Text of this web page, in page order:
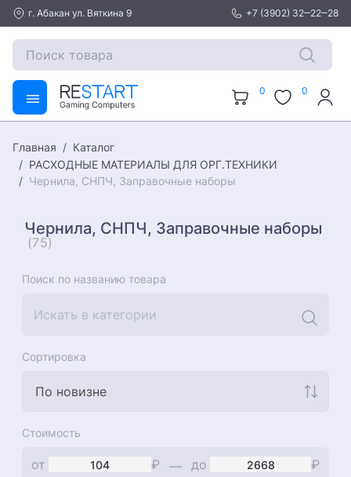
г. Абакан ул. Вяткина 9 +7 (3902) 32‒22‒28
0 0
Главная
Каталог
РАСХОДНЫЕ МАТЕРИАЛЫ ДЛЯ ОРГ.ТЕХНИКИ
Чернила, СНПЧ, Заправочные наборы
Чернила, СНПЧ, Заправочные наборы
(75)
Поиск по названию товара
Стоимость
от ₽ — до ₽
Сортировка
По новизне